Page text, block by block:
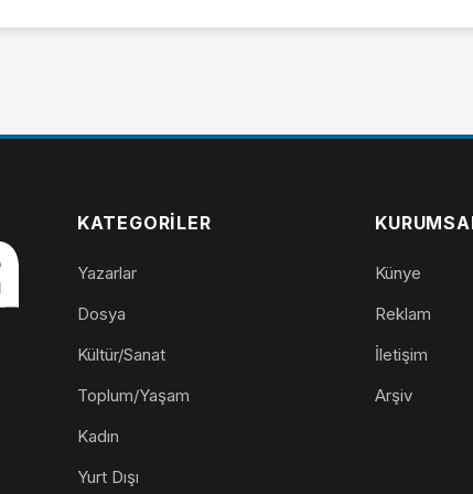
KATEGORILER
Yazarlar
Dosya
Kültür/Sanat
Toplum/Yaşam
Kadın
Yurt Dışı
Künye
Reklam
İletişim
Arşiv